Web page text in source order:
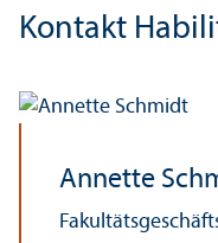
Kontakt
Annette